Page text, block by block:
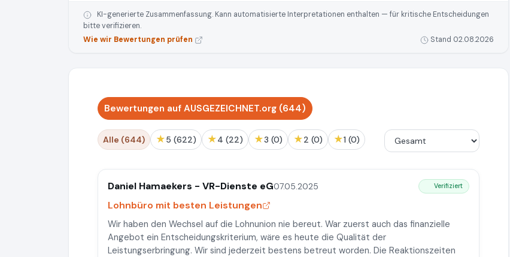
KI-generierte Zusammenfassung. Kann automatisierte Interpretationen enthalten — für kritische Entscheidungen
bitte verifizieren.
Wie wir Bewertungen prüfen
Stand 02.08.2026
Bewertungen auf AUSGEZEICHNET.org (644)
Alle (644) ★ 5 (622) ★ 4 (22) ★ 3 (0) ★ 2 (0) ★ 1 (0)
Daniel Hamaekers - VR-Dienste eG07.05.2025 Verifiziert
Lohnbüro mit besten Leistungen
Wir haben den Wechsel auf die Lohnunion nie bereut. War zuerst auch das finanzielle
Angebot ein Entscheidungskriterium, wäre es heute die Qualität der
Leistungserbringung. Wir sind jederzeit bestens betreut worden. Die Reaktionszeiten